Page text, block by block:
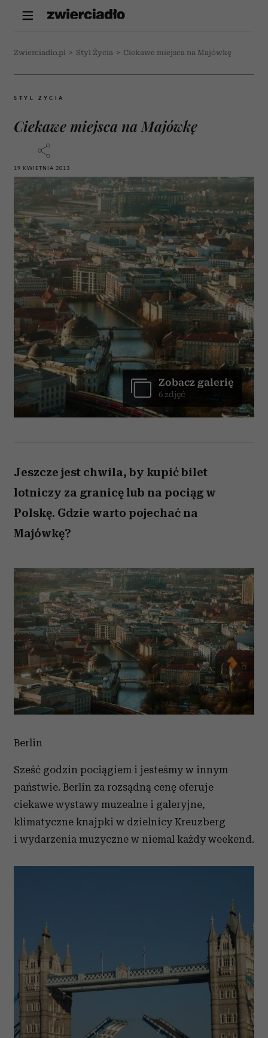
Zwierciadlo.pl > Styl Życia > Ciekawe miejsca na Majówkę
STYL ŻYCIA
Ciekawe miejsca na Majówkę
19 KWIETNIA 2013
Zobacz galerię
6 zdjęć
Jeszcze jest chwila, by kupić bilet
lotniczy za granicę lub na pociąg w
Polskę. Gdzie warto pojechać na
Majówkę?
Berlin
Sześć godzin pociągiem i jesteśmy w innym
państwie. Berlin za rozsądną cenę oferuje
ciekawe wystawy muzealne i galeryjne,
klimatyczne knajpki w dzielnicy Kreuzberg
i wydarzenia muzyczne w niemal każdy weekend.